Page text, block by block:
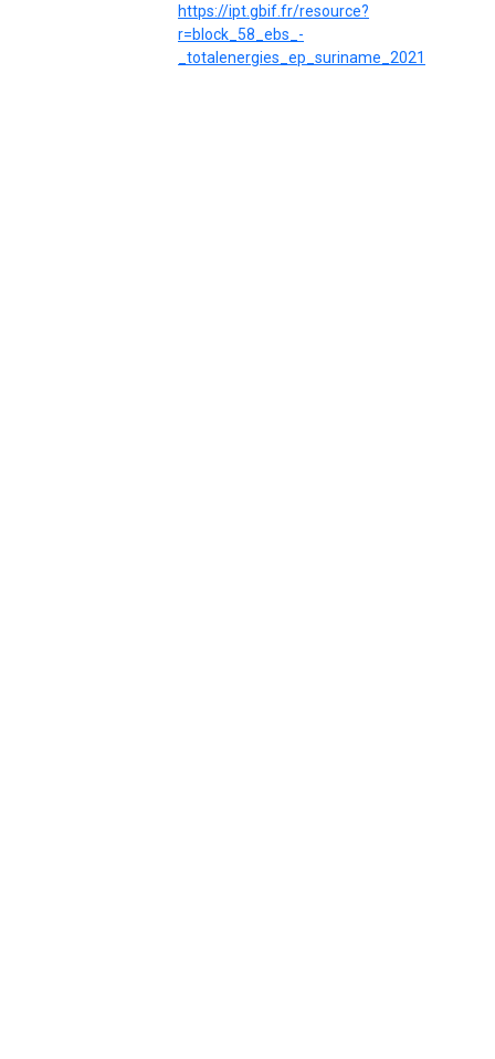
https://ipt.gbif.fr/resource?
r=block_58_ebs_-
_totalenergies_ep_suriname_2021